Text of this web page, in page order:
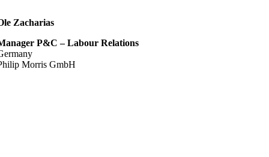
Zacharias
P&C – Labour Relations
Morris GmbH